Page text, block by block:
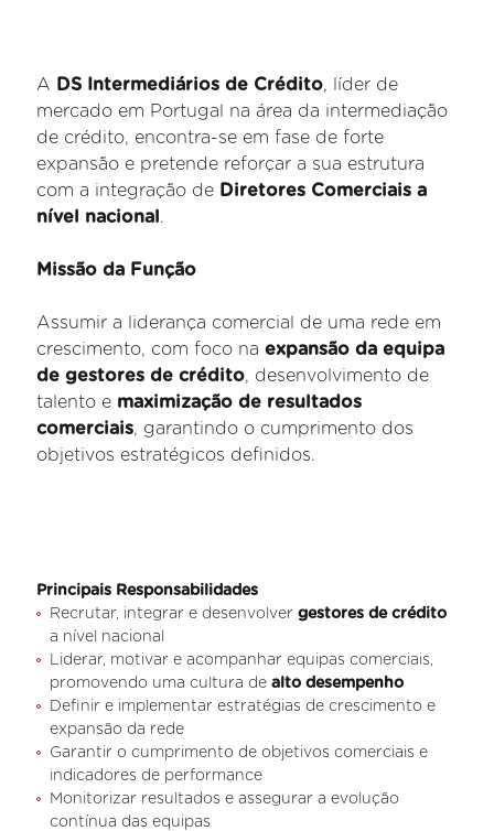
A DS Intermediários de Crédito, líder de
mercado em Portugal na área da intermediação
de crédito, encontra-se em fase de forte
expansão e pretende reforçar a sua estrutura
com a integração de Diretores Comerciais a
nível nacional .
Missão da Função
Assumir a liderança comercial de uma rede em
crescimento, com foco na expansão da equipa
de gestores de crédito, desenvolvimento de
talento e maximização de resultados
comerciais, garantindo o cumprimento dos
objetivos estratégicos definidos.
Principais Responsabilidades
Recrutar, integrar e desenvolver gestores de crédito
a nível nacional
Liderar, motivar e acompanhar equipas comerciais,
promovendo uma cultura de alto desempenho
Definir e implementar estratégias de crescimento e
expansão da rede
Garantir o cumprimento de objetivos comerciais e
indicadores de performance
Monitorizar resultados e assegurar a evolução
contínua das equipas